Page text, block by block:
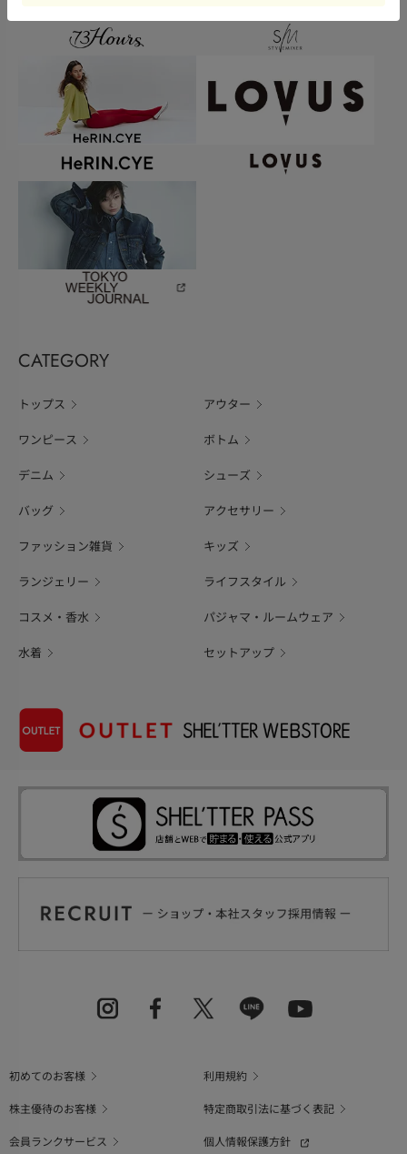
CATEGORY
トップス アウター
ワンピース ボトム
デニム シューズ
バッグ アクセサリー
ファッション雑貨 キッズ
ランジェリー ライフスタイル
コスメ・香水 パジャマ・ルームウェア
水着 セットアップ
初めてのお客様
利用規約
株主優待のお客様
特定商取引法に基づく表記
会員ランクサービス
個人情報保護方針